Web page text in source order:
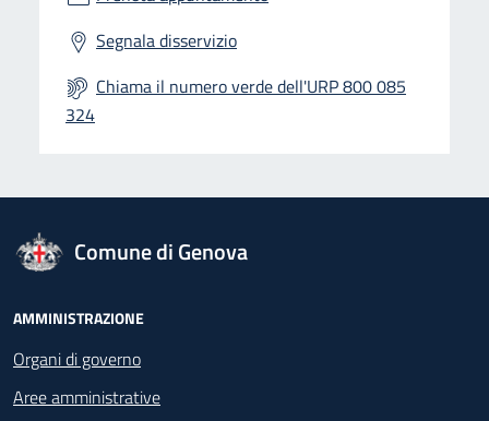
Segnala disservizio
Chiama il numero verde dell'URP 800 085
324
logo Unione Europea
Comune di Genova
Footer - Navigazione
AMMINISTRAZIONE
Organi di governo
Aree amministrative